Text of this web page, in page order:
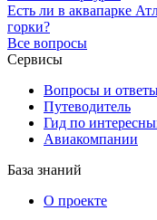
Есть ли в аквапарке
горки?
Все вопросы
Сервисы
Вопросы и
Путеводитель
Гид по
Авиакомпании
База знаний
О проекте